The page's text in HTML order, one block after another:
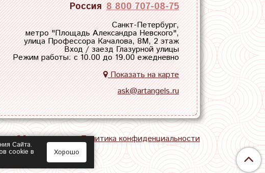
Россия 8 800 707-08-75
Санкт-Петербург,
метро "Площадь Александра Невского",
улица Профессора Качалова, 8М, 2 этаж
Вход / заезд Глазурной улицы
Режим работы: с 10.00 до 19.00 ежедневно
Показать на карте
ask@artangels.ru
Обратная связь Политика конфиденциальности
Сайта.
cookie в Хорошо